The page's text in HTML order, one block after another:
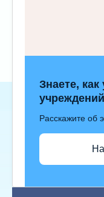
Знаете,
Расскажите об